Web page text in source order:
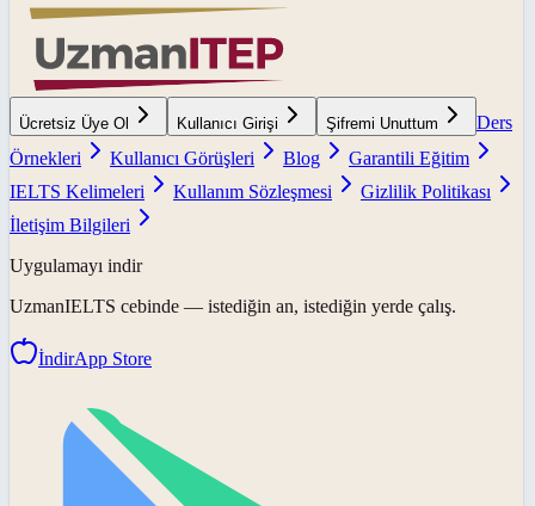
Ücretsiz Üye Ol Kullanıcı Girişi Şifremi Unuttum
Ders
Örnekleri
Kullanıcı Görüşleri Blog
Garantili Eğitim
IELTS Kelimeleri
Kullanım Sözleşmesi
Gizlilik Politikası
İletişim Bilgileri
Uygulamayı indir
UzmanIELTS cebinde — istediğin an, istediğin yerde çalış.
İndirApp Store